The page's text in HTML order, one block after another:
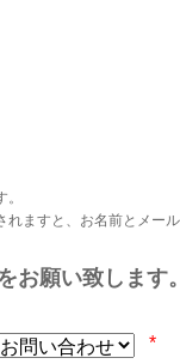
ますと、お名前とメー
お願い致します。
*